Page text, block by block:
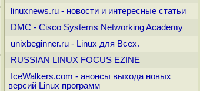
linuxnews.ru - новости и интересные статьи
DMC - Cisco Systems Networking Academy
unixbeginner.ru - Linux для Всех.
RUSSIAN LINUX FOCUS EZINE
IceWalkers.com - анонсы выхода новых
версий Linux программ